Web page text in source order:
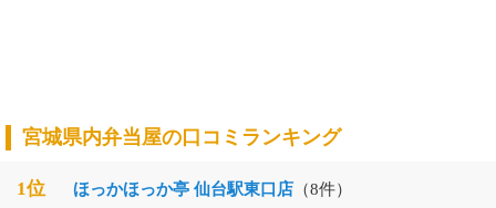
宮城県内弁当屋の口コミランキング
1位 ほっかほっか亭 仙台駅東口店 （8件）